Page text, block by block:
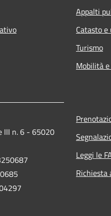
Appalti
Catasto
Turismo
Mobilità
III n. 6 - 65020
Leggi le
Richiesta